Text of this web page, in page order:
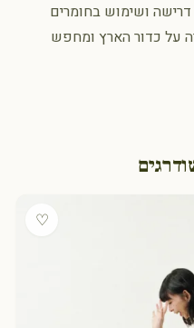
ושימוש בחומרים
על כדור הארץ ומחפש
♡